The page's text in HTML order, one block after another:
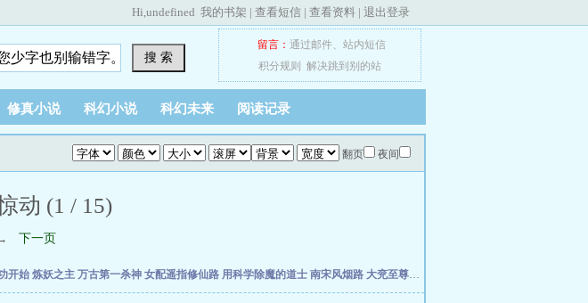
Hi,undefined 我的书架 | 查看短信 | 查看资料 | 退出登录
搜 索
留言： 通过邮件、 站内短信
积分规则
解决跳到别的站
修真小说 科幻小说 科幻未来 阅读记录
翻页 夜间
动 (1 / 15)
下一页
开始 炼妖之主 万古第一杀神 女配遥指修仙路 用科学除魔的道士 南宋风烟路 大兖至尊路